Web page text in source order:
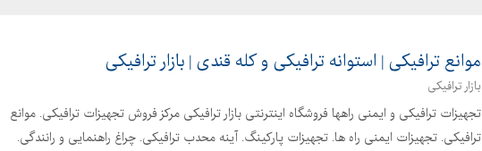
موانع ترافیکی | استوانه ترافیکی و کله قندی | بازار ترافیکی
بازار ترافیکی
تجهیزات ترافیکی و ایمنی راهها فروشگاه اینترنتی بازار ترافیکی مرکز فروش تجهیزات ترافیکی. موانع
ترافیکی. تجهیزات ایمنی راه ها. تجهیزات پارکینگ. آینه محدب ترافیکی. چراغ راهنمایی و رانندگی.